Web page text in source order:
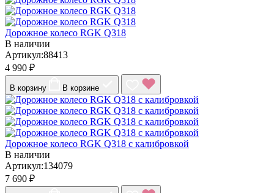
Дорожное колесо RGK Q318
В наличии
Артикул:88413
4 990 ₽
В корзину В корзине
Дорожное колесо RGK Q318 с калибровкой
В наличии
Артикул:134079
7 690 ₽